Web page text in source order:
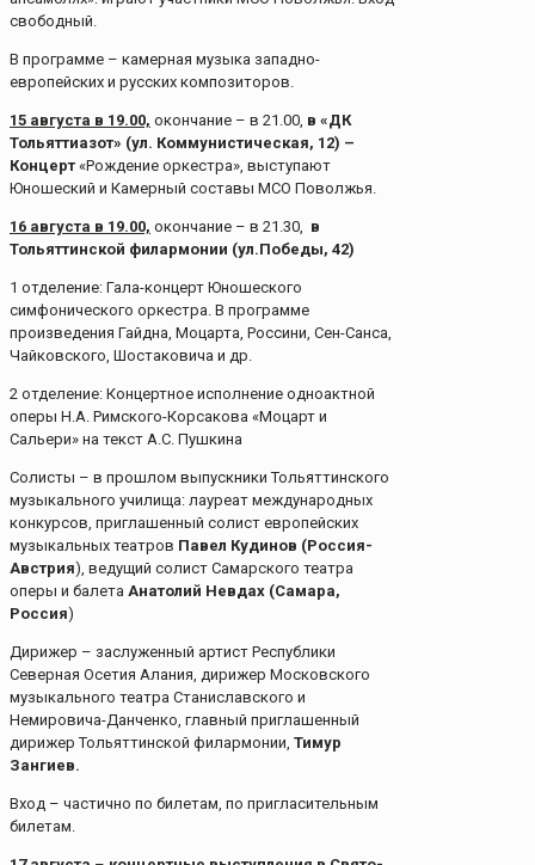
свободный.
В программе – камерная музыка западно-
европейских и русских композиторов.
15 августа в 19.00, окончание – в 21.00, в «ДК
Тольяттиазот» (ул. Коммунистическая, 12) –
Концерт «Рождение оркестра», выступают
Юношеский и Камерный составы МСО Поволжья.
16 августа в 19.00, окончание – в 21.30, в
Тольяттинской филармонии (ул.Победы, 42)
1 отделение: Гала-концерт Юношеского
симфонического оркестра. В программе
произведения Гайдна, Моцарта, Россини, Сен-Санса,
Чайковского, Шостаковича и др.
2 отделение: Концертное исполнение одноактной
оперы Н.А. Римского-Корсакова «Моцарт и
Сальери» на текст А.С. Пушкина
Солисты – в прошлом выпускники Тольяттинского
музыкального училища: лауреат международных
конкурсов, приглашенный солист европейских
музыкальных театров Павел Кудинов (Россия-
Австрия), ведущий солист Самарского театра
оперы и балета Анатолий Невдах (Самара,
Россия)
Дирижер – заслуженный артист Республики
Северная Осетия Алания, дирижер Московского
музыкального театра Станиславского и
Немировича-Данченко, главный приглашенный
дирижер Тольяттинской филармонии, Тимур
Зангиев.
Вход – частично по билетам, по пригласительным
билетам.